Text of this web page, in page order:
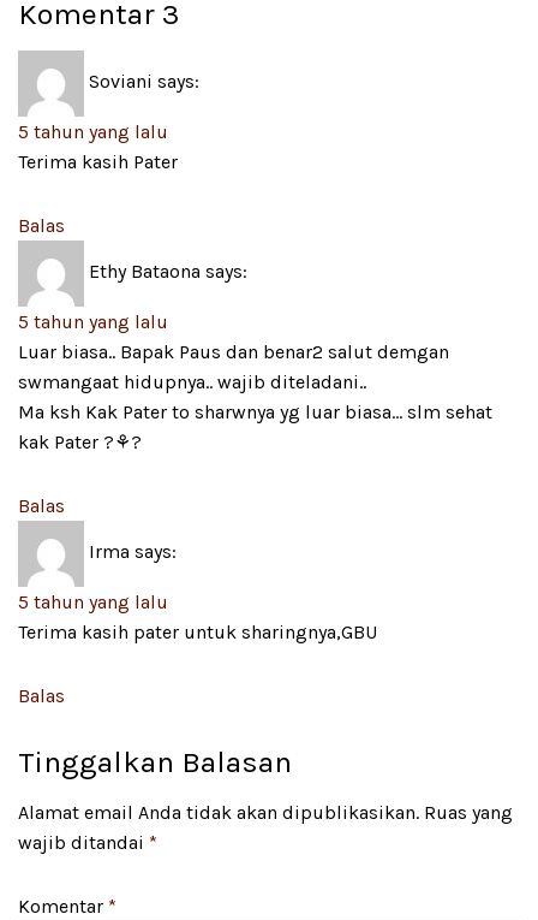
Komentar 3
Soviani says:
5 tahun yang lalu
Terima kasih Pater
Balas
Ethy Bataona says:
5 tahun yang lalu
Luar biasa.. Bapak Paus dan benar2 salut demgan
swmangaat hidupnya.. wajib diteladani..
Ma ksh Kak Pater to sharwnya yg luar biasa… slm sehat
kak Pater ?⚘?
Balas
Irma says:
5 tahun yang lalu
Terima kasih pater untuk sharingnya,GBU
Balas
Tinggalkan Balasan
Alamat email Anda tidak akan dipublikasikan. Ruas yang
wajib ditandai *
Komentar *